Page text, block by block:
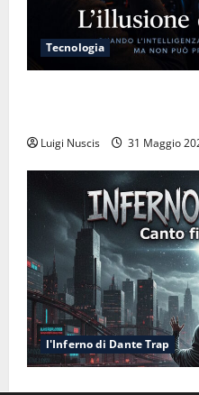
Tecnologia
Luigi Nuscis 31 Maggio
l'Inferno di Dante Trap